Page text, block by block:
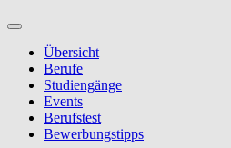
Übersicht
Berufe
Studiengänge
Events
Berufstest
Bewerbungstipps